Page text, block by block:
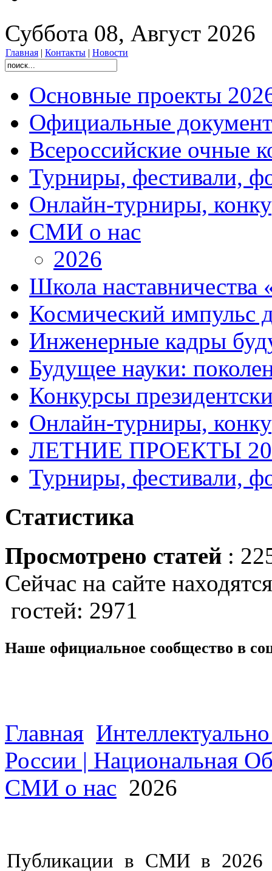
Суббота 08, Август 2026
Главная | Контакты | Новости
Основные проекты
Официальные
Всероссийские очные
Турниры, фестивали,
Онлайн-турниры,
СМИ о нас
2026
Школа
Космический импульс
Инженерные кадры
Будущее науки:
Конкурсы
Онлайн-турниры,
ЛЕТНИЕ ПРОЕКТЫ
Турниры, фестивали,
Статистика
Просмотрено статей :
Сейчас на сайте
гостей: 2971
Наше официальное сообщество в
Главная
России | Национальная
СМИ о нас 2026
Публикации в СМИ в 2026